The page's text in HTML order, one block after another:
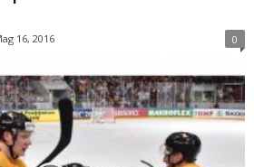
16, 2016 0